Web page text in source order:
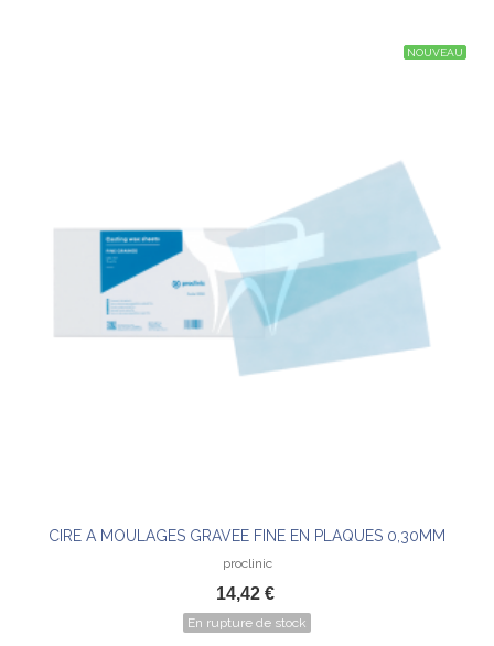
NOUVEAU
CIRE A MOULAGES GRAVEE FINE EN PLAQUES 0,30MM
proclinic
14,42 €
En rupture de stock